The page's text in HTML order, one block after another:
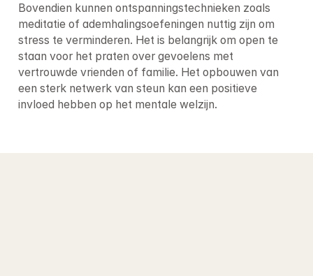
Bovendien kunnen ontspanningstechnieken zoals
meditatie of ademhalingsoefeningen nuttig zijn om
stress te verminderen. Het is belangrijk om open te
staan voor het praten over gevoelens met
vertrouwde vrienden of familie. Het opbouwen van
een sterk netwerk van steun kan een positieve
invloed hebben op het mentale welzijn.